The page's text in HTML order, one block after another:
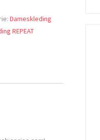
Dameskleding
REPEAT